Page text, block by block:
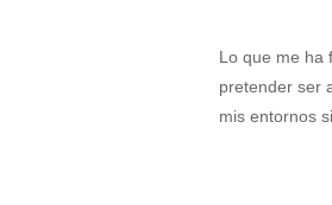
Lo que me ha
pretender ser
mis entornos